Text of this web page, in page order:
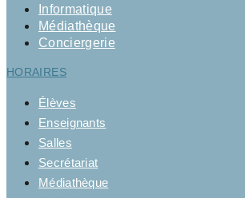
Informatique
Médiathèque
Conciergerie
HORAIRES
Élèves
Enseignants
Salles
Secrétariat
Médiathèque